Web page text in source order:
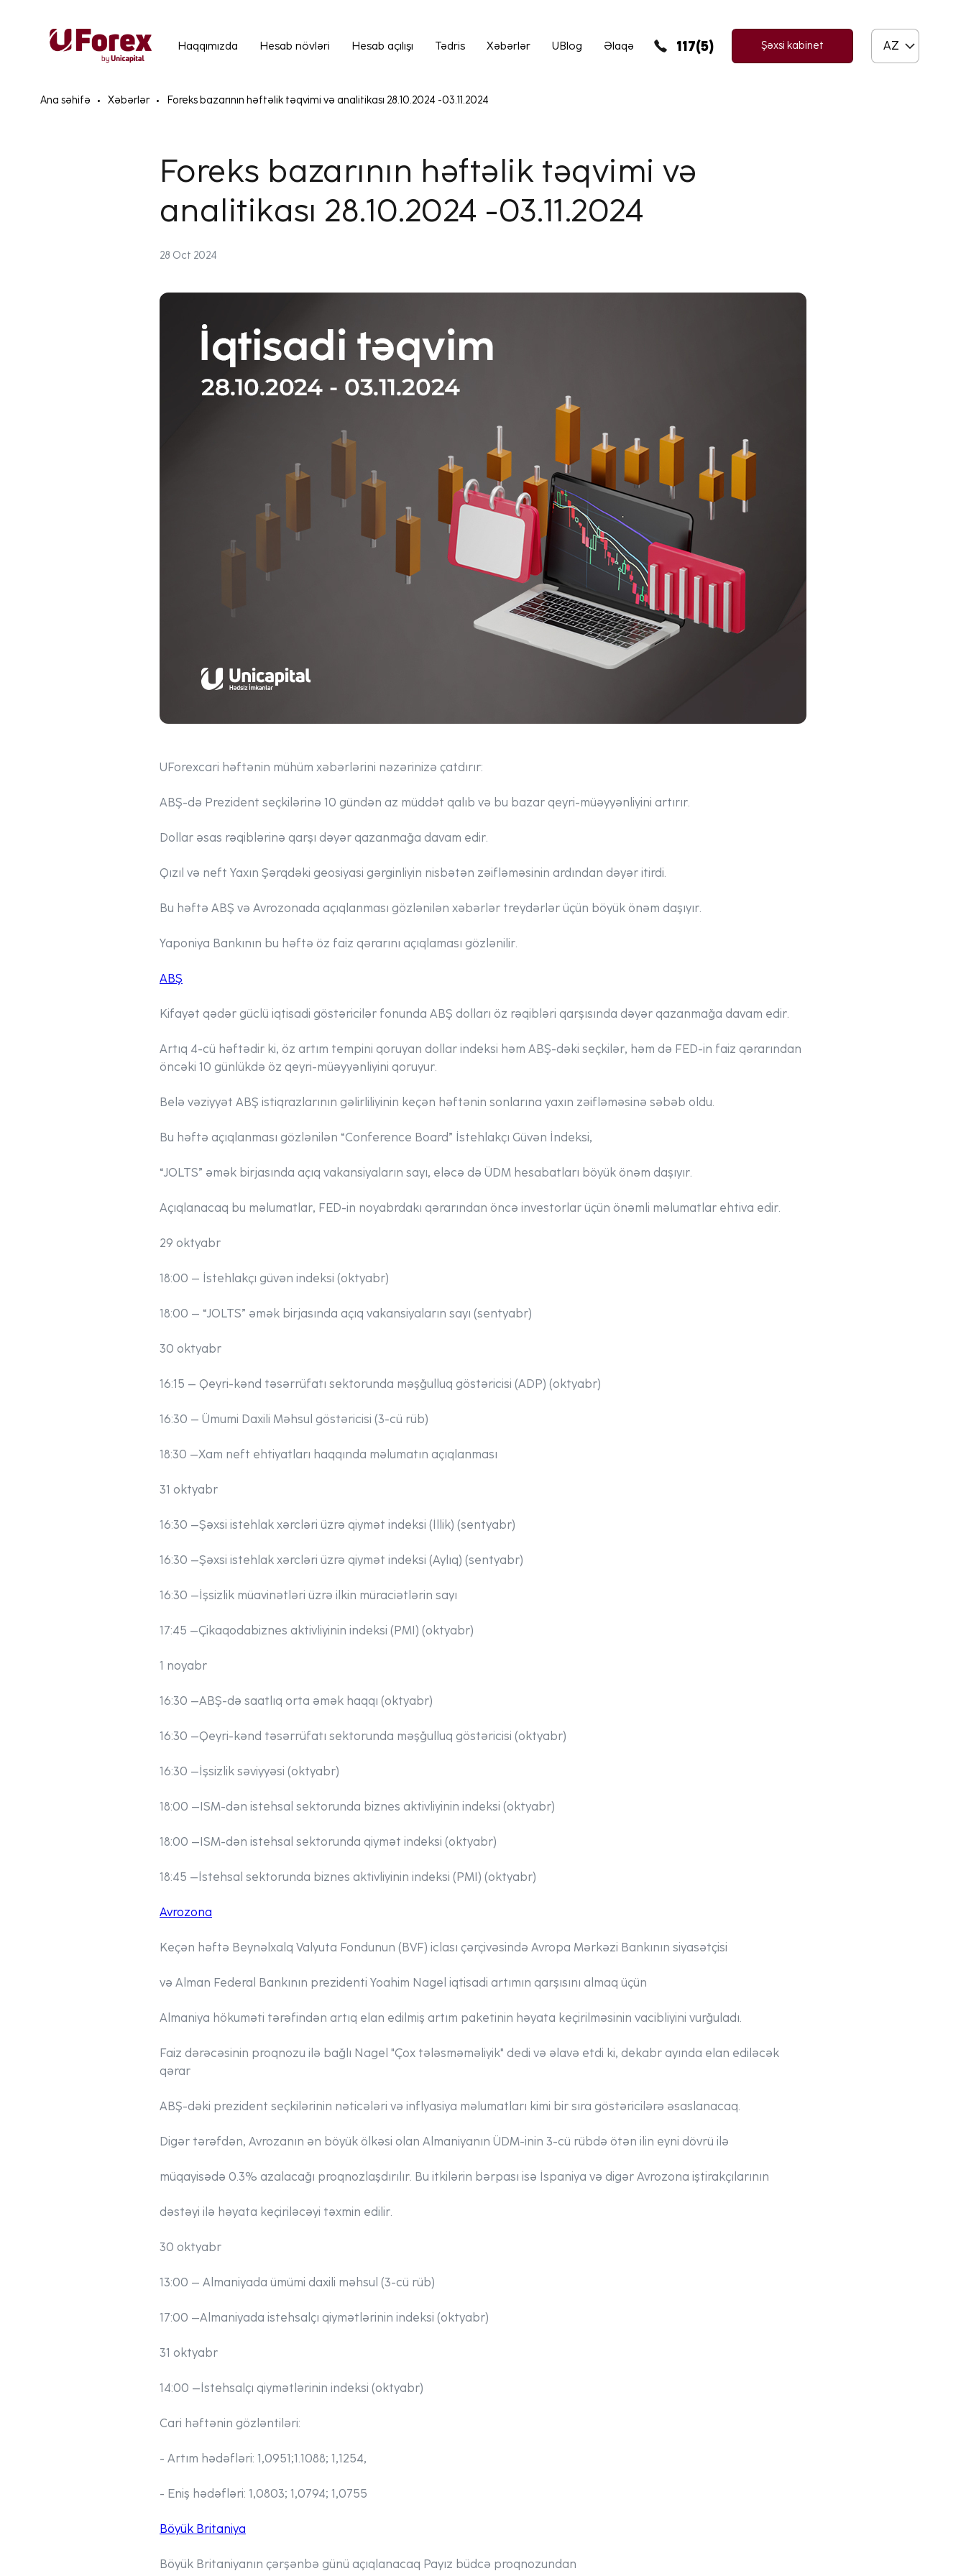
Haqqımızda Hesab növləri Hesab açılışı Tədris Xəbərlər UBlog Əlaqə 117(5) Şəxsi kabinet AZ
Ana səhifə Xəbərlər Foreks bazarının həftəlik təqvimi və analitikası 28.10.2024 -03.11.2024
Foreks bazarının həftəlik təqvimi və
analitikası 28.10.2024 -03.11.2024
28 Oct 2024
UForexcari həftənin mühüm xəbərlərini nəzərinizə çatdırır:
ABŞ-də Prezident seçkilərinə 10 gündən az müddət qalıb və bu bazar qeyri-müəyyənliyini artırır.
Dollar əsas rəqiblərinə qarşı dəyər qazanmağa davam edir.
Qızıl və neft Yaxın Şərqdəki geosiyasi gərginliyin nisbətən zəifləməsinin ardından dəyər itirdi.
Bu həftə ABŞ və Avrozonada açıqlanması gözlənilən xəbərlər treydərlər üçün böyük önəm daşıyır.
Yaponiya Bankının bu həftə öz faiz qərarını açıqlaması gözlənilir.
ABŞ
Kifayət qədər güclü iqtisadi göstəricilər fonunda ABŞ dolları öz rəqibləri qarşısında dəyər qazanmağa davam edir.
Artıq 4-cü həftədir ki, öz artım tempini qoruyan dollar indeksi həm ABŞ-dəki seçkilər, həm də FED-in faiz qərarından
öncəki 10 günlükdə öz qeyri-müəyyənliyini qoruyur.
Belə vəziyyət ABŞ istiqrazlarının gəlirliliyinin keçən həftənin sonlarına yaxın zəifləməsinə səbəb oldu.
Bu həftə açıqlanması gözlənilən “Conference Board” İstehlakçı Güvən İndeksi,
“JOLTS” əmək birjasında açıq vakansiyaların sayı, eləcə də ÜDM hesabatları böyük önəm daşıyır.
Açıqlanacaq bu məlumatlar, FED-in noyabrdakı qərarından öncə investorlar üçün önəmli məlumatlar ehtiva edir.
29 oktyabr
18:00 – İstehlakçı güvən indeksi (oktyabr)
18:00 – “JOLTS” əmək birjasında açıq vakansiyaların sayı (sentyabr)
30 oktyabr
16:15 – Qeyri-kənd təsərrüfatı sektorunda məşğulluq göstəricisi (ADP) (oktyabr)
16:30 – Ümumi Daxili Məhsul göstəricisi (3-cü rüb)
18:30 –Xam neft ehtiyatları haqqında məlumatın açıqlanması
31 oktyabr
16:30 –Şəxsi istehlak xərcləri üzrə qiymət indeksi (İllik) (sentyabr)
16:30 –Şəxsi istehlak xərcləri üzrə qiymət indeksi (Aylıq) (sentyabr)
16:30 –İşsizlik müavinətləri üzrə ilkin müraciətlərin sayı
17:45 –Çikaqoda biznes aktivliyinin indeksi (PMI) (oktyabr)
1 noyabr
16:30 –ABŞ-də saatlıq orta əmək haqqı (oktyabr)
16:30 –Qeyri-kənd təsərrüfatı sektorunda məşğulluq göstəricisi (oktyabr)
16:30 –İşsizlik səviyyəsi (oktyabr)
18:00 –ISM-dən istehsal sektorunda biznes aktivliyinin indeksi (oktyabr)
18:00 –ISM-dən istehsal sektorunda qiymət indeksi (oktyabr)
18:45 –İstehsal sektorunda biznes aktivliyinin indeksi (PMI) (oktyabr)
Avrozona
Keçən həftə Beynəlxalq Valyuta Fondunun (BVF) iclası çərçivəsində Avropa Mərkəzi Bankının siyasətçisi
və Alman Federal Bankının prezidenti Yoahim Nagel iqtisadi artımın qarşısını almaq üçün
Almaniya hökuməti tərəfindən artıq elan edilmiş artım paketinin həyata keçirilməsinin vacibliyini vurğuladı.
Faiz dərəcəsinin proqnozu ilə bağlı Nagel "Çox tələsməməliyik" dedi və əlavə etdi ki, dekabr ayında elan ediləcək
qərar
ABŞ-dəki prezident seçkilərinin nəticələri və inflyasiya məlumatları kimi bir sıra göstəricilərə əsaslanacaq.
Digər tərəfdən, Avrozanın ən böyük ölkəsi olan Almaniyanın ÜDM-inin 3-cü rübdə ötən ilin eyni dövrü ilə
müqayisədə 0.3% azalacağı proqnozlaşdırılır. Bu itkilərin bərpası isə İspaniya və digər Avrozona iştirakçılarının
dəstəyi ilə həyata keçiriləcəyi təxmin edilir.
30 oktyabr
13:00 – Almaniyada ümümi daxili məhsul (3-cü rüb)
17:00 –Almaniyada istehsalçı qiymətlərinin indeksi (oktyabr)
31 oktyabr
14:00 –İstehsalçı qiymətlərinin indeksi (oktyabr)
Cari həftənin gözləntiləri:
- Artım hədəfləri: 1,0951;1.1088; 1,1254,
- Eniş hədəfləri: 1,0803; 1,0794; 1,0755
Böyük Britaniya
Böyük Britaniyanın çərşənbə günü açıqlanacaq Payız büdcə proqnozundan